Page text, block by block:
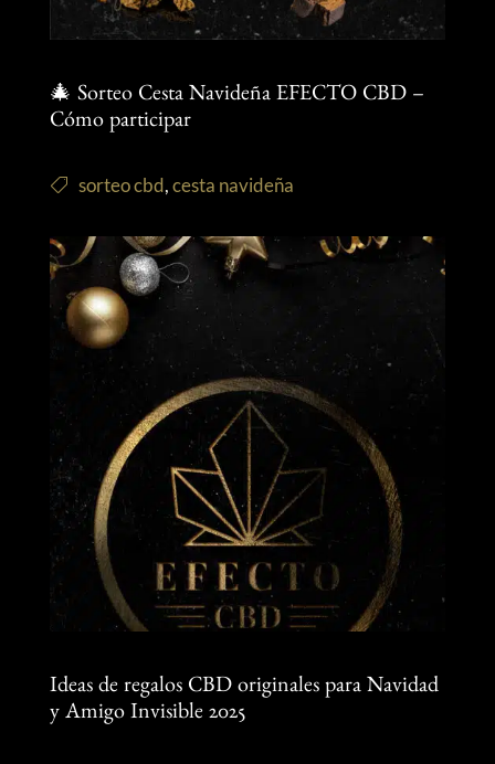
🎄 Sorteo Cesta Navideña EFECTO CBD –
Cómo participar
sorteo cbd,cesta navideña
Ideas de regalos CBD originales para Navidad
y Amigo Invisible 2025